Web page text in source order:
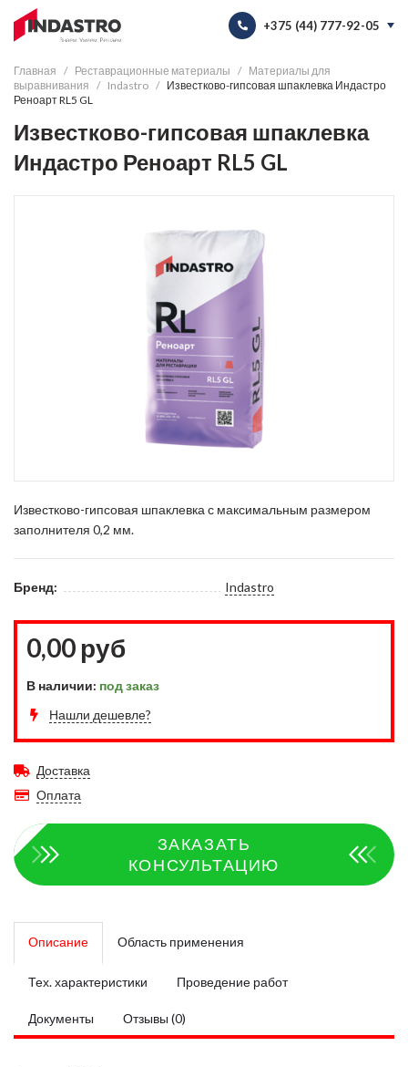
+375 (44) 777-92-05
+375 (44) 777-92-05
info@indastro.by
Пн-Пт:9:00 - 18:00
Сall-центр: 8:00 - 20:00
Главная Реставрационные материалы
Материалы для
выравнивания
Indastro
Известково-гипсовая шпаклевка Индастро
Реноарт RL5 GL
Известково-гипсовая шпаклевка
Индастро Реноарт RL5 GL
Известково-гипсовая шпаклевка с максимальным размером
заполнителя 0,2 мм.
Бренд: Indastro
0,00 руб
В наличии: под заказ
Нашли дешевле?
Доставка
Оплата
ЗАКАЗАТЬ
КОНСУЛЬТАЦИЮ
Описание Область применения
Тех. характеристики Проведение работ
Документы Отзывы (0)